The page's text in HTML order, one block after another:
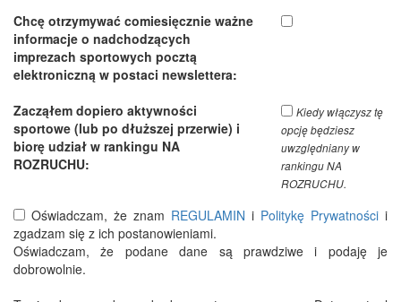
Chcę otrzymywać comiesięcznie ważne
informacje o nadchodzących
imprezach sportowych pocztą
elektroniczną w postaci newslettera:
Zacząłem dopiero aktywności
sportowe (lub po dłuższej przerwie) i
biorę udział w rankingu NA
ROZRUCHU:
Kiedy włączysz tę
opcję będziesz
uwzględniany w
rankingu NA
ROZRUCHU.
Oświadczam, że znam REGULAMIN i Politykę Prywatności i
zgadzam się z ich postanowieniami.
Oświadczam, że podane dane są prawdziwe i podaję je
dobrowolnie.